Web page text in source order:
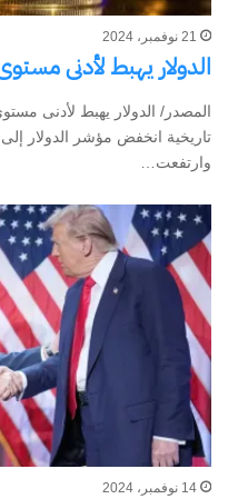
21 نوفمبر، 2024
الدولار يهبط لأدنى
المصدر/ الدولار يهبط لأدنى
وارتفعت…
14 نوفمبر، 2024